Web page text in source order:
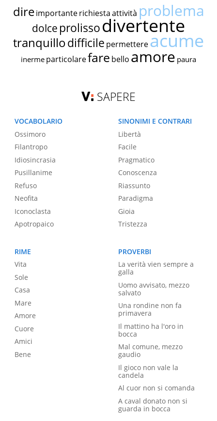
dire importante richiestaattività problema
dolce prolissodivertente
tranquillodifficile permettereacume
inerme particolarefare bello amore paura
SAPERE
VOCABOLARIO
Ossimoro
Filantropo
Idiosincrasia
Pusillanime
Refuso
Neofita
Iconoclasta
Apotropaico
SINONIMI E CONTRARI
Libertà
Facile
Pragmatico
Conoscenza
Riassunto
Paradigma
Gioia
Tristezza
RIME
Vita
Sole
Casa
Mare
Amore
Cuore
Amici
Bene
PROVERBI
La verità vien sempre a
galla
Uomo avvisato, mezzo
salvato
Una rondine non fa
primavera
Il mattino ha l'oro in
bocca
Mal comune, mezzo
gaudio
Il gioco non vale la
candela
Al cuor non si comanda
A caval donato non si
guarda in bocca